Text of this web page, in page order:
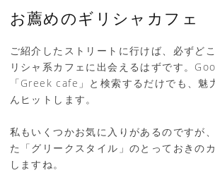
お薦めのギリシャカフェ
ご紹介したストリートに行けば、必ずど
リシャ系カフェに出会えるはずです。
「Greek cafe」と検索するだけでも、魅
んヒットします。
私もいくつかお気に入りがあるのですが
た「グリークスタイル」のとっておきの
しますね。